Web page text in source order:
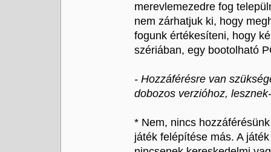
merevlemezedre fog
nem zárhatjuk ki, hogy
fogunk értékesíteni, hogy
szériában, egy bootolható
- Hozzáférésre van
dobozos verzióhoz,
* Nem, nincs
játék felépítése más. A